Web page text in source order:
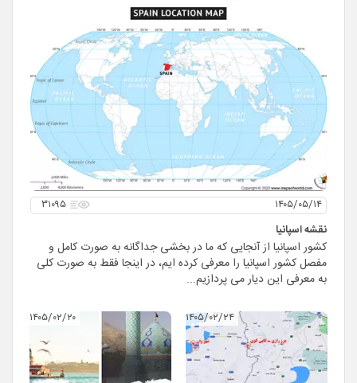
۱۴۰۵/۰۵/۱۴ ۳۱۰۹۵
نقشه اسپانیا
کشور اسپانیا از آنجایی که ما در بخشی جداگانه به صورت کامل و
مفصل کشور اسپانیا را معرفی کرده ایم، در اینجا فقط به صورت کلی
به معرفی این دیار می پردازیم...
۱۴۰۵/۰۲/۲۴ ۱۴۰۵/۰۲/۲۰